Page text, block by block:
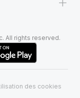
All rights reserved.
des cookies